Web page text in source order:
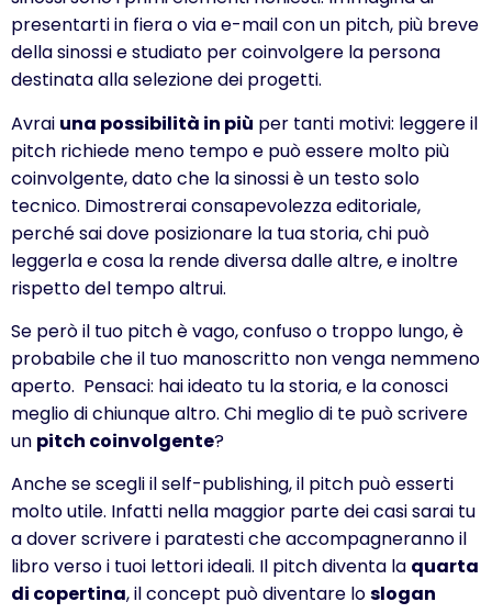
presentarti in fiera o via e-mail con un pitch, più breve
della sinossi e studiato per coinvolgere la persona
destinata alla selezione dei progetti.
Avrai una possibilità in più per tanti motivi: leggere il
pitch richiede meno tempo e può essere molto più
coinvolgente, dato che la sinossi è un testo solo
tecnico. Dimostrerai consapevolezza editoriale,
perché sai dove posizionare la tua storia, chi può
leggerla e cosa la rende diversa dalle altre, e inoltre
rispetto del tempo altrui.
Se però il tuo pitch è vago, confuso o troppo lungo, è
probabile che il tuo manoscritto non venga nemmeno
aperto. Pensaci: hai ideato tu la storia, e la conosci
meglio di chiunque altro. Chi meglio di te può scrivere
un pitch coinvolgente?
Anche se scegli il self-publishing, il pitch può esserti
molto utile. Infatti nella maggior parte dei casi sarai tu
a dover scrivere i paratesti che accompagneranno il
libro verso i tuoi lettori ideali. Il pitch diventa la quarta
di copertina, il concept può diventare loslogan